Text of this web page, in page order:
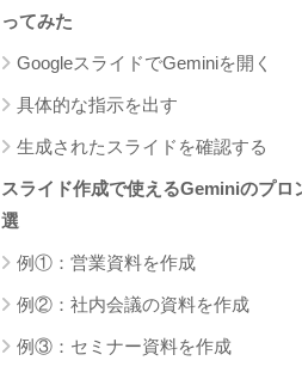
ってみた
GoogleスライドでGeminiを開く
具体的な指示を出す
生成されたスライドを確認する
スライド作成で使えるGeminiのプロ
選
例①：営業資料を作成
例②：社内会議の資料を作成
例③：セミナー資料を作成